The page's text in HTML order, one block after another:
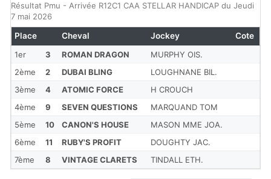
Résultat Pmu - Arrivée R12C1 CAA STELLAR HANDICAP du Jeudi
7 mai 2026
1er 3 ROMAN DRAGON
MURPHY OIS.
2ème
2 DUBAI BLING
LOUGHNANE BIL.
3ème
4 ATOMIC FORCE
H CROUCH
4ème
9 SEVEN QUESTIONS
MARQUAND TOM
5ème
10 CANON'S HOUSE
MASON MME JOA.
6ème
11 RUBY'S PROFIT
DOUGHTY JAC.
7ème
8 VINTAGE CLARETS TINDALL ETH.
Place Cheval Jockey Cote